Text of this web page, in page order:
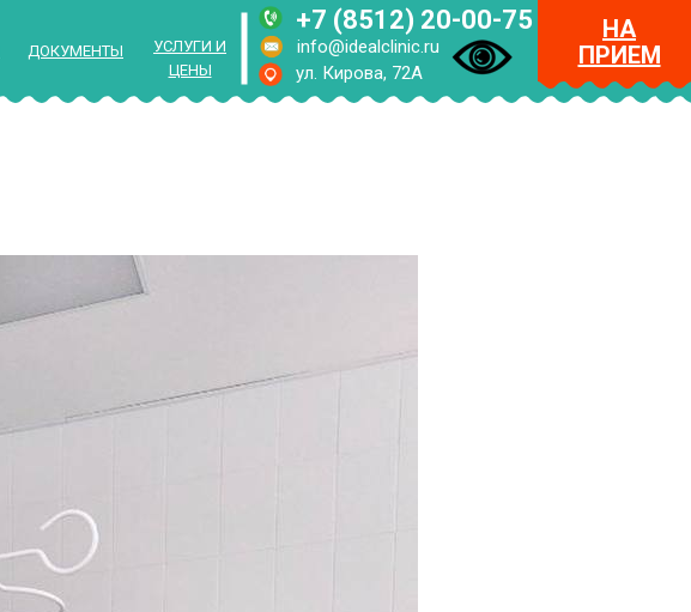
НА
ПРИЕМ
+7 (8512) 20-00-75
info@idealclinic.ru
ул. Кирова, 72А
ДОКУМЕНТЫ
УСЛУГИ И
ЦЕНЫ